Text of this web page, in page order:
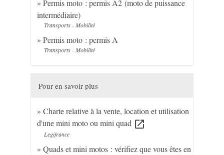
Permis moto : permis A2 (moto de puissance
intermédiaire)
Transports - Mobilité
Permis moto : permis A
Transports - Mobilité
Pour en savoir plus
Charte relative à la vente, location et utilisation
d'une mini moto ou mini quad open_in_new
Legifrance
Quads et mini motos : vérifiez que vous êtes en